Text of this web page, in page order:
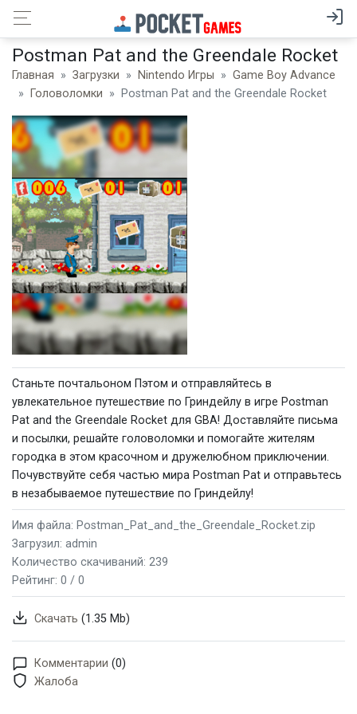
Postman Pat and the Greendale Rocket
Главная Загрузки Nintendo Игры
Game Boy Advance
Головоломки
Postman Pat and the Greendale Rocket
Станьте почтальоном Пэтом и отправляйтесь в
увлекательное путешествие по Гриндейлу в игре Postman
Pat and the Greendale Rocket для GBA! Доставляйте письма
и посылки, решайте головоломки и помогайте жителям
городка в этом красочном и дружелюбном приключении.
Почувствуйте себя частью мира Postman Pat и отправьтесь
в незабываемое путешествие по Гриндейлу!
Имя файла: Postman_Pat_and_the_Greendale_Rocket.zip
Загрузил: admin
Количество скачиваний: 239
Рейтинг: 0 / 0
Скачать (1.35 Mb)
Комментарии (0)
Жалоба